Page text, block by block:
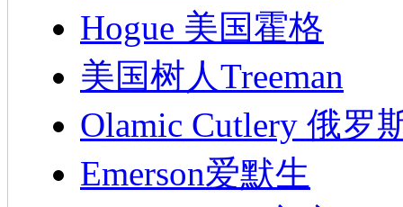
Hogue 美国霍格
美国树人Treeman
Olamic Cutlery 俄罗
Emerson爱默生